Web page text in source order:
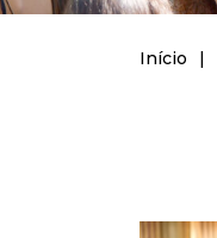
Início |